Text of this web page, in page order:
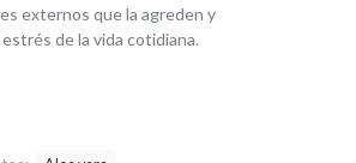
externos que la agreden y
de la vida cotidiana.